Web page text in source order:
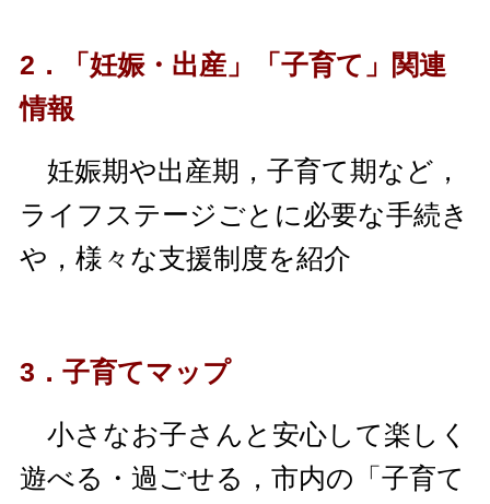
2．「妊娠・出産」「子育て」関連
情報
妊娠期や出産期，子育て期など，
ライフステージごとに必要な手続き
や，様々な支援制度を紹介
3．子育てマップ
小さなお子さんと安心して楽しく
遊べる・過ごせる，市内の「子育て